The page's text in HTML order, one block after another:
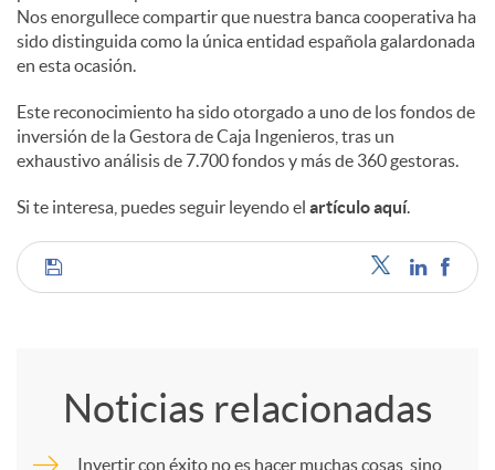
Nos enorgullece compartir que nuestra banca cooperativa ha
sido distinguida como la única entidad española galardonada
en esta ocasión.
Este reconocimiento ha sido otorgado a uno de los fondos de
inversión de la Gestora de Caja Ingenieros, tras un
exhaustivo análisis de 7.700 fondos y más de 360 gestoras.
Si te interesa, puedes seguir leyendo el artículo aquí.
C
Noticias relacionadas
Invertir con éxito no es hacer muchas cosas, sino